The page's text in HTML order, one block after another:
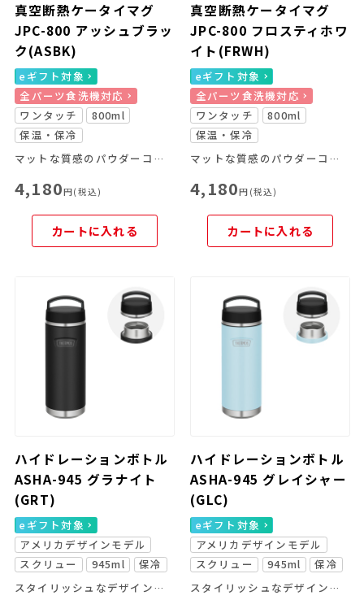
真空断熱ケータイマグ
JPC-800 アッシュブラッ
ク(ASBK)
eギフト対象
全パーツ食洗機対応
ワンタッチ
800ml
保温・保冷
マットな質感のパウダーコーティング仕様
4,180円(税込)
カートに入れる
真空断熱ケータイマグ
JPC-800 フロスティホワ
イト(FRWH)
eギフト対象
全パーツ食洗機対応
ワンタッチ
800ml
保温・保冷
マットな質感のパウダーコーティング仕様
4,180円(税込)
カートに入れる
ハイドレーションボトル
ASHA-945 グラナイト
(GRT)
eギフト対象
アメリカデザインモデル
スクリュー
945ml
保冷
スタイリッシュなデザインの大容量ボトル
ハイドレーションボトル
ASHA-945 グレイシャー
(GLC)
eギフト対象
アメリカデザインモデル
スクリュー
945ml
保冷
スタイリッシュなデザインの大容量ボトル